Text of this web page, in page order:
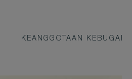
KEANGGOTAAN